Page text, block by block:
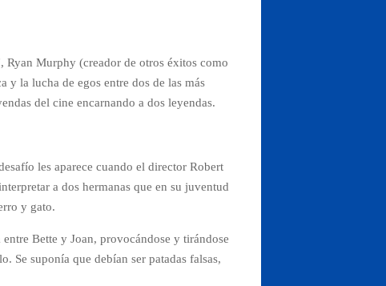
Ryan Murphy (creador de otros éxitos como
y la lucha de egos entre dos de las más
del cine encarnando a dos leyendas.
les aparece cuando el director Robert
a dos hermanas que en su juventud
y gato.
Bette y Joan, provocándose y tirándose
Se suponía que debían ser patadas falsas,